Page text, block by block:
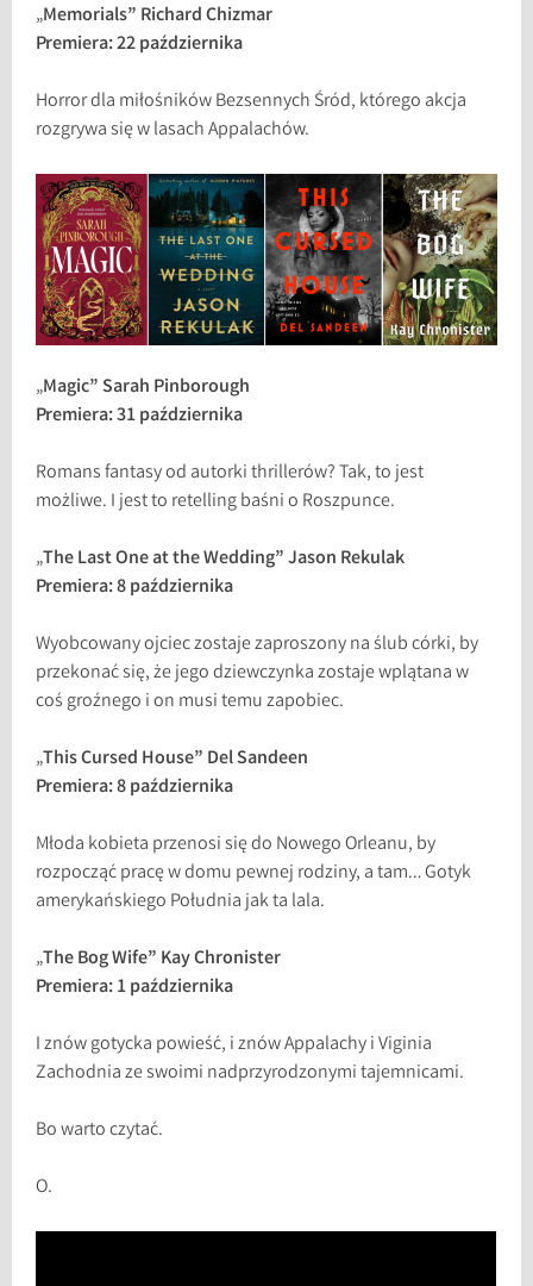
„Memorials” Richard Chizmar
Premiera: 22 października
Horror dla miłośników Bezsennych Śród, którego akcja
rozgrywa się w lasach Appalachów.
„Magic” Sarah Pinborough
Premiera: 31 października
Romans fantasy od autorki thrillerów? Tak, to jest
możliwe. I jest to retelling baśni o Roszpunce.
„The Last One at the Wedding” Jason Rekulak
Premiera: 8 października
Wyobcowany ojciec zostaje zaproszony na ślub córki, by
przekonać się, że jego dziewczynka zostaje wplątana w
coś groźnego i on musi temu zapobiec.
„This Cursed House” Del Sandeen
Premiera: 8 października
Młoda kobieta przenosi się do Nowego Orleanu, by
rozpocząć pracę w domu pewnej rodziny, a tam… Gotyk
amerykańskiego Południa jak ta lala.
„The Bog Wife” Kay Chronister
Premiera: 1 października
I znów gotycka powieść, i znów Appalachy i Viginia
Zachodnia ze swoimi nadprzyrodzonymi tajemnicami.
Bo warto czytać.
O.